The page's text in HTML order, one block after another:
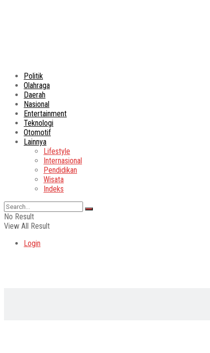
Politik
Olahraga
Daerah
Nasional
Entertainment
Teknologi
Otomotif
Lainnya
Lifestyle
Internasional
Pendidikan
Wisata
Indeks
No Result
View All Result
Login